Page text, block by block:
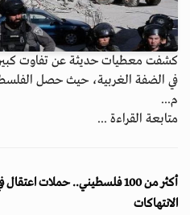
كشفت معطيات حديثة عن تفاوت
في الضفة الغربية، حيث حصل
م...
متابعة القراءة ...
أكثر من 100 فلسطيني.. حملات
الانتهاكات